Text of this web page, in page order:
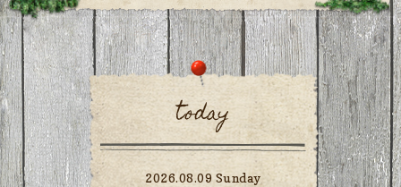
today
2026.08.09 Sunday